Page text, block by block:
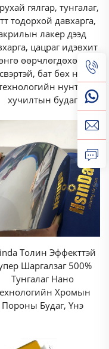
хучилт нь
эсрэг
Энэхүү бат
их
байдаг
дотор муруйдал,
чаддаг.
хучилттай
дахин дахин
химийн
хойшлогдохыг
тусгай өнгийн
тэсвэртэй тул
шиг чийглэг
найдвартай
порошин хучилт
гялгар, тунгалаг,
тодорхой давхарга,
лакер дээд
цацраг идэвхит
өөрчлөгдөхөөс
бат бөх нано
нунтаг
хучилтын будаг
Толин Эффекттэй
Шаргалзаг 500%
Тунгалаг Нано
Хромын
Пороны Будаг, Үнэ